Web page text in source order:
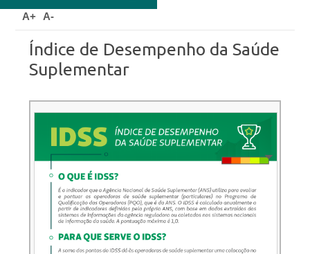
A+ A-
Índice de Desempenho da Saúde
Suplementar